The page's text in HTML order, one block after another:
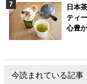
日本
ティ
心豊
今読まれている記事